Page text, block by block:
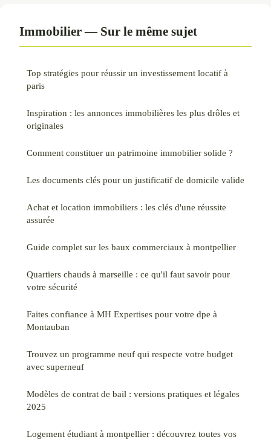
Immobilier — Sur le même sujet
Top stratégies pour réussir un investissement locatif à
paris
Inspiration : les annonces immobilières les plus drôles et
originales
Comment constituer un patrimoine immobilier solide ?
Les documents clés pour un justificatif de domicile valide
Achat et location immobiliers : les clés d'une réussite
assurée
Guide complet sur les baux commerciaux à montpellier
Quartiers chauds à marseille : ce qu'il faut savoir pour
votre sécurité
Faites confiance à MH Expertises pour votre dpe à
Montauban
Trouvez un programme neuf qui respecte votre budget
avec superneuf
Modèles de contrat de bail : versions pratiques et légales
2025
Logement étudiant à montpellier : découvrez toutes vos